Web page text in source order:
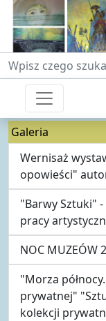
Fraza do
Galeria
Wernisaż
opowieści"
"Barwy Sztuki" -
pracy
NOC MUZEÓW
"Morza
prywatnej"
kolekcji